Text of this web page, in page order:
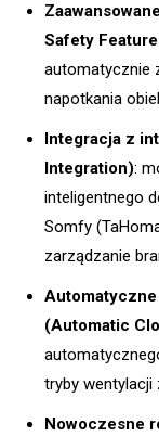
Safety
automatycznie
napotkania
Integracja z
Integration):
inteligentnego
Somfy
zarządzanie
(Automatic
tryby wentylacji
Nowoczesne